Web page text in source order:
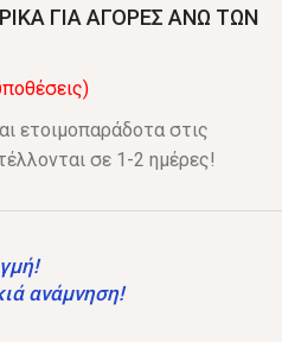
ΓΙΑ ΑΓΟΡΕΣ ΑΝΩ ΤΩΝ
ετοιμοπαράδοτα στις
σε 1-2 ημέρες!
ανάμνηση!